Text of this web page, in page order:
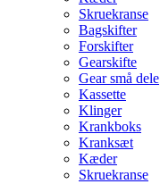
Skruekranse
Bagskifter
Forskifter
Gearskifte
Gear små dele
Kassette
Klinger
Krankboks
Kranksæt
Kæder
Skruekranse